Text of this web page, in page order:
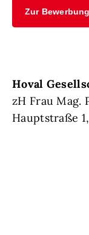
Zur Bewerbung
Hoval
zH Frau Mag.
Hauptstraße